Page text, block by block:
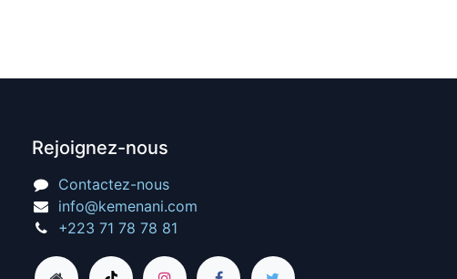
Rejoignez-nous
Contactez-nous
info@kemenani.com
+223 71 78 78 81